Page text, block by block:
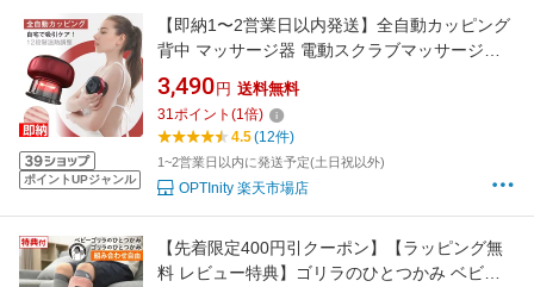
ポイントUPジャンル
【即納1〜2営業日以内発送】全自動カッピング
背中 マッサージ器 電動スクラブマッサージ機
カッピング電動 12段階温熱調節 12段階吸引調
節 ワイヤレス 真空吸引 温熱 吸引カップ 吸玉
全身 コードレス 吸引マッサージ 温熱マッサー
ジ リンパマッサージ リラックス 加熱
3,490 円 送料無料
31ポイント (1倍)
4.5(12件)
1~2営業日以内に発送予定(土日祝以外)
OPTInity 楽天市場店
【先着限定400円引クーポン】【ラッピング無
料 レビュー特典】ゴリラのひとつかみ ベビー